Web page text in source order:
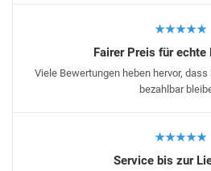
★★★★★
Fairer Preis für echte
Viele Bewertungen heben hervor,
bezahlbar
★★★★★
Service bis zur